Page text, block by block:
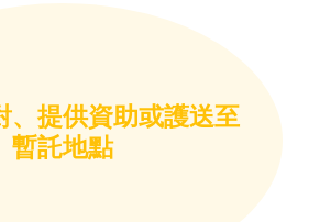
、提供資助或護送至
暫託地點